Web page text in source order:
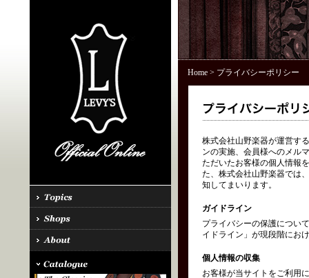
Home> プライバシーポリシー
株式会社山野楽器が運営す
ンの実施、会員様へのメル
ただいたお客様の個人情報
た、株式会社山野楽器では
知してまいります。
ガイドライン
プライバシーの保護につい
イドライン」が現段階にお
個人情報の収集
お客様が当サイトをご利用